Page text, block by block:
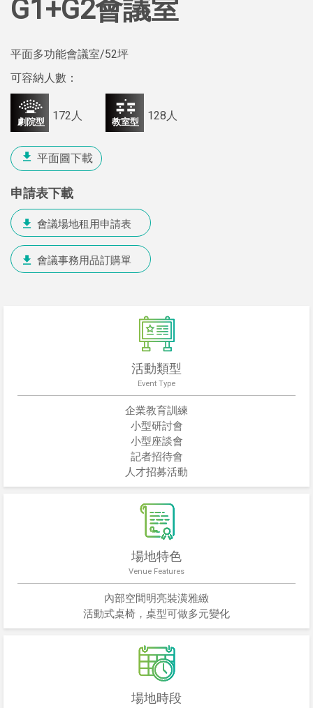
G1+G2會議室
平面多功能會議室/52坪
可容納人數：
172人 128人
平面圖下載
申請表下載
會議場地租用申請表
會議事務用品訂購單
活動類型
Event Type
企業教育訓練
小型研討會
小型座談會
記者招待會
人才招募活動
場地特色
Venue Features
內部空間明亮裝潢雅緻
活動式桌椅，桌型可做多元變化
場地時段